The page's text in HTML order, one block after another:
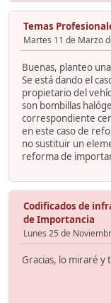
Temas
Martes 11 de Marzo
Buenas, planteo
Se está dando el
propietario del
son bombillas
correspondiente
en este caso de
no sustituir un
reforma de
Codificados de
de Importancia
Lunes 25 de
Gracias, lo miraré y